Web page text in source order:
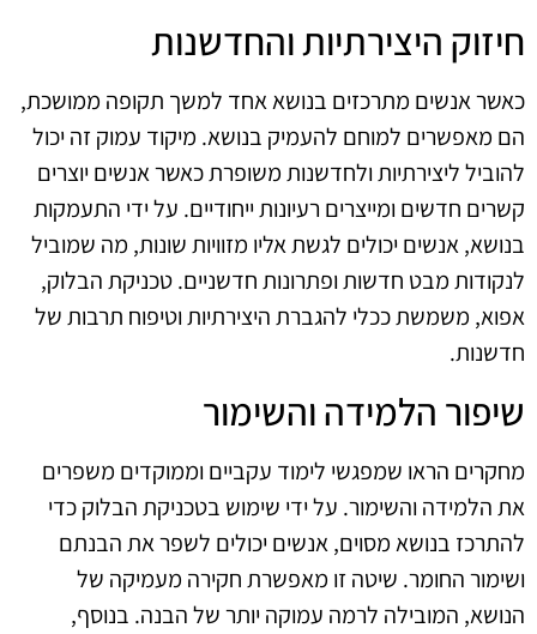
חיזוק היצירתיות והחדשנות
כאשר אנשים מתרכזים בנושא אחד למשך תקופה ממושכת,
הם מאפשרים למוחם להעמיק בנושא. מיקוד עמוק זה יכול
להוביל ליצירתיות ולחדשנות משופרת כאשר אנשים יוצרים
קשרים חדשים ומייצרים רעיונות ייחודיים. על ידי התעמקות
בנושא, אנשים יכולים לגשת אליו מזוויות שונות, מה שמוביל
לנקודות מבט חדשות ופתרונות חדשניים. טכניקת הבלוק,
אפוא, משמשת ככלי להגברת היצירתיות וטיפוח תרבות של
חדשנות.
שיפור הלמידה והשימור
מחקרים הראו שמפגשי לימוד עקביים וממוקדים משפרים
את הלמידה והשימור. על ידי שימוש בטכניקת הבלוק כדי
להתרכז בנושא מסוים, אנשים יכולים לשפר את הבנתם
ושימור החומר. שיטה זו מאפשרת חקירה מעמיקה של
הנושא, המובילה לרמה עמוקה יותר של הבנה. בנוסף,